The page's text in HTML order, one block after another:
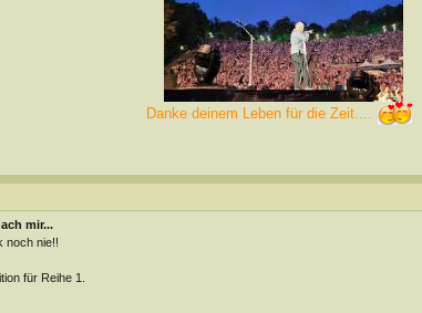
Danke deinem Leben für die Zeit....
mir...
noch nie!!
für Reihe 1.